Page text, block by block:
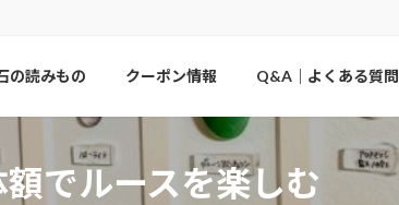
の読みもの クーポン情報 Q&A｜よくある質問
額でルースを楽しむ